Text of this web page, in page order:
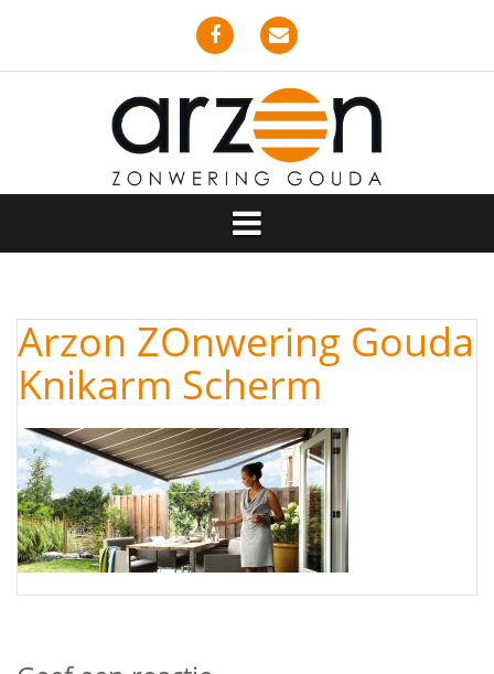
FacebookEmail
Arzon ZOnwering Gouda
Knikarm Scherm